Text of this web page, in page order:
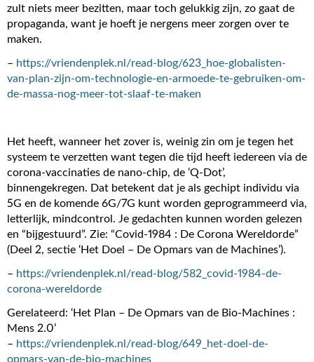
zult niets meer bezitten, maar toch gelukkig zijn, zo gaat de
propaganda, want je hoeft je nergens meer zorgen over te
maken.
– https://vriendenplek.nl/read-blog/623_hoe-globalisten-
van-plan-zijn-om-technologie-en-armoede-te-gebruiken-om-
de-massa-nog-meer-tot-slaaf-te-maken
Het heeft, wanneer het zover is, weinig zin om je tegen het
systeem te verzetten want tegen die tijd heeft iedereen via de
corona-vaccinaties de nano-chip, de ‘Q-Dot’,
binnengekregen. Dat betekent dat je als gechipt individu via
5G en de komende 6G/7G kunt worden geprogrammeerd via,
letterlijk, mindcontrol. Je gedachten kunnen worden gelezen
en “bijgestuurd”. Zie: “Covid-1984 : De Corona Wereldorde”
(Deel 2, sectie ‘Het Doel – De Opmars van de Machines’).
– https://vriendenplek.nl/read-blog/582_covid-1984-de-
corona-wereldorde
Gerelateerd: ‘Het Plan – De Opmars van de Bio-Machines :
Mens 2.0’
– https://vriendenplek.nl/read-blog/649_het-doel-de-
opmars-van-de-bio-machines